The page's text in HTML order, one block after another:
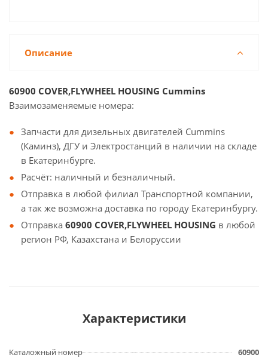
Описание
60900 COVER,FLYWHEEL HOUSING Cummins
Взаимозаменяемые номера:
Запчасти для дизельных двигателей Cummins
(Каминз), ДГУ и Электростанций в наличии на складе
в Екатеринбурге.
Расчёт: наличный и безналичный.
Отправка в любой филиал Транспортной компании,
а так же возможна доставка по городу Екатеринбургу.
Отправка 60900 COVER,FLYWHEEL HOUSING в любой
регион РФ, Казахстана и Белоруссии
Характеристики
Каталожный номер 60900